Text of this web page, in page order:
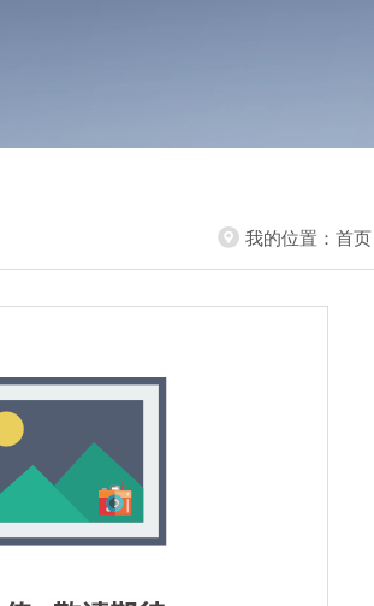
我的位置： 首页